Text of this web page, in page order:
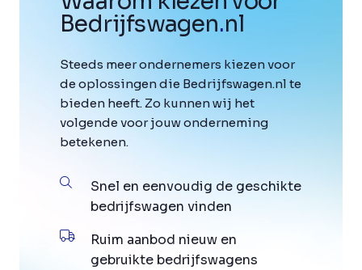
Bedrijfswagen.nl
Steeds meer ondernemers kiezen voor
de oplossingen die Bedrijfswagen.nl te
bieden heeft. Zo kunnen wij het
volgende voor jouw onderneming
betekenen.
Snel en eenvoudig de geschikte
bedrijfswagen vinden
Ruim aanbod nieuw en
gebruikte bedrijfswagens